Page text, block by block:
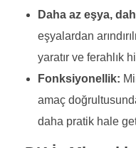
Daha az eşya,
eşyalardan
yaratır ve ferahlık
Fonksiyonellik:
amaç
daha pratik hale